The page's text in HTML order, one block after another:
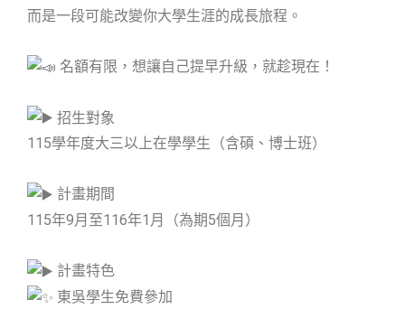
而是一段可能改變你大學生涯的成長旅程。
名額有限，想讓自己提早升級，就趁現在！
招生對象
115學年度大三以上在學學生（含碩、博士班）
計畫期間
115年9月至116年1月（為期5個月）
計畫特色
東吳學生免費參加